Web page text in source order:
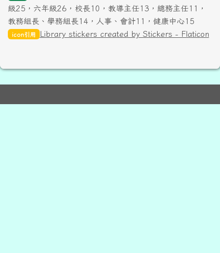
級25，六年級26，校長10，教導主任13，總務主任11，
教務組長、學務組長14，人事、會計11，健康中心15
icon引用 Library stickers created by Stickers - Flaticon